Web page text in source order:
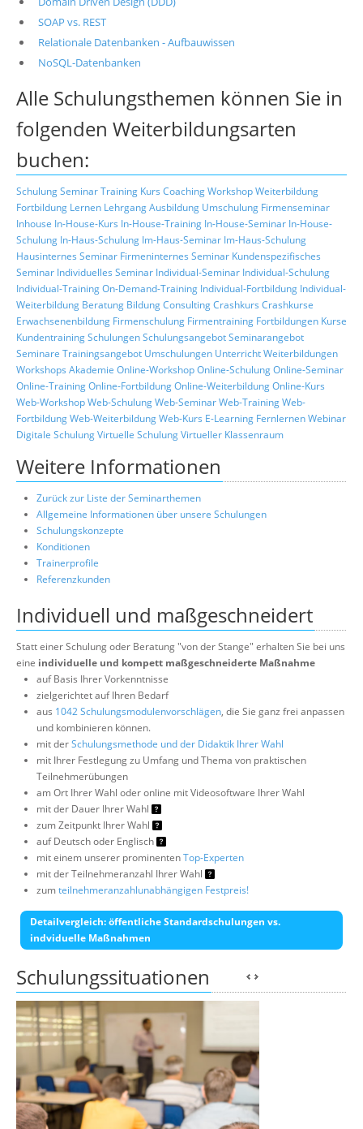
SOAP vs. REST
Relationale Datenbanken - Aufbauwissen
NoSQL-Datenbanken
Alle Schulungsthemen können Sie in
folgenden Weiterbildungsarten
buchen:
SchulungSeminarTraining Kurs CoachingWorkshopWeiterbildung
Fortbildung Lernen LehrgangAusbildung Umschulung Firmenseminar
Inhouse In-House-Kurs In-House-Training In-House-Seminar In-House-
Schulung In-Haus-Schulung Im-Haus-Seminar Im-Haus-Schulung
Hausinternes Seminar Firmeninternes Seminar Kundenspezifisches
Seminar Individuelles Seminar Individual-Seminar Individual-Schulung
Individual-TrainingOn-Demand-Training Individual-Fortbildung Individual-
Weiterbildung Beratung BildungConsultingCrashkurs Crashkurse
Erwachsenenbildung Firmenschulung Firmentraining Fortbildungen Kurse
KundentrainingSchulungenSchulungsangebotSeminarangebot
Seminare Trainingsangebot Umschulungen UnterrichtWeiterbildungen
Workshops Akademie Online-WorkshopOnline-SchulungOnline-Seminar
Online-TrainingOnline-FortbildungOnline-WeiterbildungOnline-Kurs
Web-WorkshopWeb-SchulungWeb-SeminarWeb-TrainingWeb-
FortbildungWeb-WeiterbildungWeb-Kurs E-Learning FernlernenWebinar
Digitale SchulungVirtuelle SchulungVirtueller Klassenraum
Weitere Informationen
Zurück zur Liste der Seminarthemen
Allgemeine Informationen über unsere Schulungen
Schulungskonzepte
Konditionen
Trainerprofile
Referenzkunden
Individuell und maßgeschneidert
Statt einer Schulung oder Beratung "von der Stange" erhalten Sie bei uns
eine individuelle und kompett maßgeschneiderte Maßnahme
auf Basis Ihrer Vorkenntnisse
zielgerichtet auf Ihren Bedarf
aus 1042 Schulungsmodulenvorschlägen, die Sie ganz frei anpassen
und kombinieren können.
mit derSchulungsmethode und der Didaktik Ihrer Wahl
mit Ihrer Festlegung zu Umfang und Thema von praktischen
Teilnehmerübungen
am Ort Ihrer Wahl oder online mit Videosoftware Ihrer Wahl
mit der Dauer Ihrer Wahl
zum Zeitpunkt Ihrer Wahl
auf Deutsch oder Englisch
mit einem unserer prominentenTop-Experten
mit der Teilnehmeranzahl Ihrer Wahl
zumteilnehmeranzahlunabhängigen Festpreis!
Detailvergleich: öffentliche Standardschulungen vs.
indviduelle Maßnahmen
Schulungssituationen